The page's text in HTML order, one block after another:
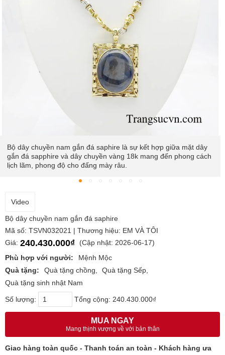
Bộ dây chuyền không chỉ mang lại vẻ đẹp thời thượng mà nó
còn giúp các anh gặp nhiều may mắn, thành công trên con
đường sự nghieeoj của mình.
Video
Bộ dây chuyền nam gắn đá saphire
Mã số: TSVN032021 | Thương hiệu: EM VÀ TÔI
Giá: 240.430.000₫
(Cập nhật: 2026-06-17)
Phù hợp với người:
Mệnh Mộc
Quà tặng:
Quà tặng chồng
Quà tặng Sếp
Quà tặng sinh nhật Nam
Số lượng: Tổng cộng: 240.430.000₫
MUA NGAY
Mang thịnh vượng về với bản thân
Giao hàng toàn quốc - Thanh toán an toàn - Khách hàng ưa